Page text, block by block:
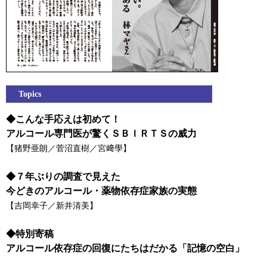
Topics
◆こんな手応えは初めて！
アルコール専門医が驚くＳＢＩＲＴＳの威力
【猪野亜朗／菅沼直樹／宮﨑學】
◆７年ぶりの調査で見えた
今どきのアルコール・薬物依存症家族の実態
【吉岡幸子／新井清美】
◆特別寄稿
アルコール依存症の回復にたちはだかる「記憶の空白」